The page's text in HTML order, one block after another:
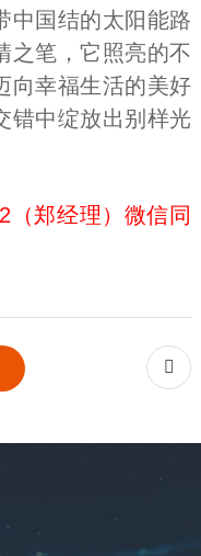
中国结的太阳能路
之笔，它照亮的不
向幸福生活的美好
错中绽放出别样光
（郑经理）微信同
